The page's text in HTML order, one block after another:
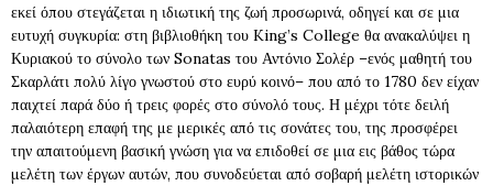
εκεί όπου στεγάζεται η ιδιωτική της ζωή προσωρινά, οδηγεί και σε μια
ευτυχή συγκυρία: στη βιβλιοθήκη του King’s College θα ανακαλύψει η
Κυριακού το σύνολο των Sonatas του Αντόνιο Σολέρ –ενός μαθητή του
Σκαρλάτι πολύ λίγο γνωστού στο ευρύ κοινό– που από το 1780 δεν είχαν
παιχτεί παρά δύο ή τρεις φορές στο σύνολό τους. Η μέχρι τότε δειλή
παλαιότερη επαφή της με μερικές από τις σονάτες του, της προσφέρει
την απαιτούμενη βασική γνώση για να επιδοθεί σε μια εις βάθος τώρα
μελέτη των έργων αυτών, που συνοδεύεται από σοβαρή μελέτη ιστορικών